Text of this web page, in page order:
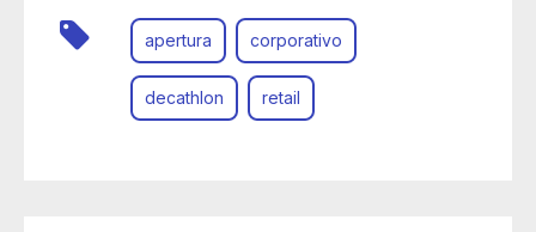
apertura corporativo
decathlon retail